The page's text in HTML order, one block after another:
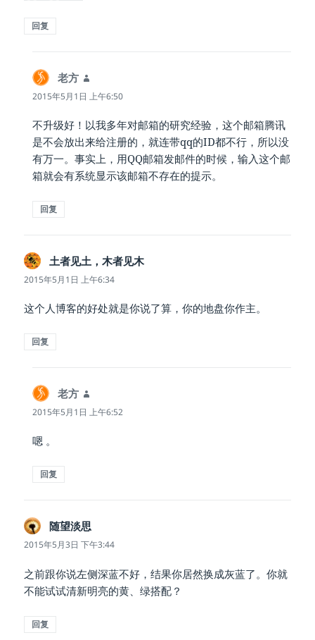
回复
老方
道：
2015年5月1日 上午6:50
不升级好！以我多年对邮箱的研究经验，这个邮箱腾讯
是不会放出来给注册的，就连带qq的ID都不行，所以没
有万一。事实上，用QQ邮箱发邮件的时候，输入这个邮
箱就会有系统显示该邮箱不存在的提示。
回复
土者见土，木者见木说
2015年5月1日 上午6:34
这个人博客的好处就是你说了算，你的地盘你作主。
回复
老方
道：
2015年5月1日 上午6:52
嗯 。
回复
随望淡思
道：
2015年5月3日 下午3:44
之前跟你说左侧深蓝不好，结果你居然换成灰蓝了。你就
不能试试清新明亮的黄、绿搭配？
回复